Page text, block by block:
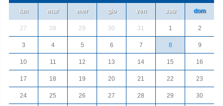
lun mar mer gio ven sab dom
27 28 29 30 31 1 2
3 4 5 6 7 8 9
10 11 12 13 14 15 16
17 18 19 20 21 22 23
24 25 26 27 28 29 30